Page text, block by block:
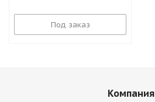
Под заказ
Компания